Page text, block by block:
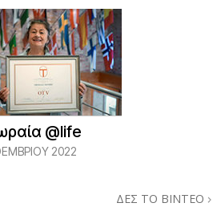
@life
2022
ΔΕΣ ΤΟ ΒΙΝΤΕΟ